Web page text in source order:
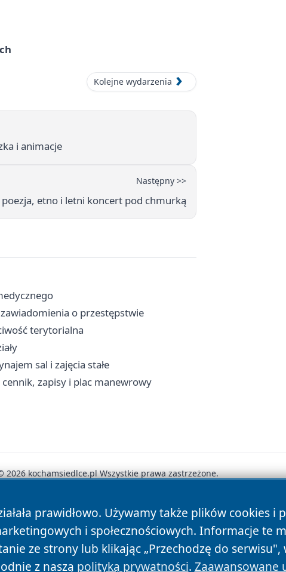
Kolejne wydarzenia
i animacje
Następny >>
etno i letni koncert pod chmurką
o przestępstwie
terytorialna
sal i zajęcia stałe
zapisy i plac manewrowy
prawidłowo. Używamy także plików cookies
i społecznościowych. Informacje te
ze strony lub klikając „Przechodzę do serwisu",
z naszą polityką prywatności. Zaawansowane
2026 kochamsiedlce.pl Wszystkie prawa zastrzeżone.
Polityka Prywatności Polityka Cookies